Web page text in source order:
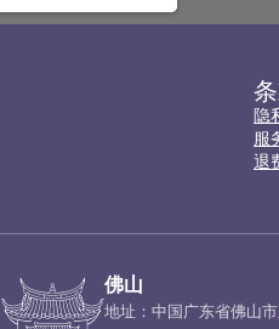
隐
服
退
佛山
地址：中国广东省佛山